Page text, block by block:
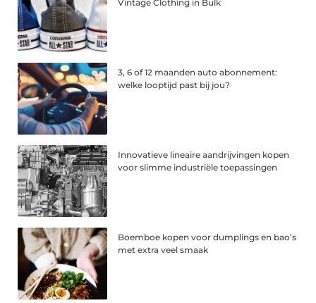
Vintage Clothing in Bulk
3, 6 of 12 maanden auto abonnement:
welke looptijd past bij jou?
Innovatieve lineaire aandrijvingen kopen
voor slimme industriële toepassingen
Boemboe kopen voor dumplings en bao’s
met extra veel smaak